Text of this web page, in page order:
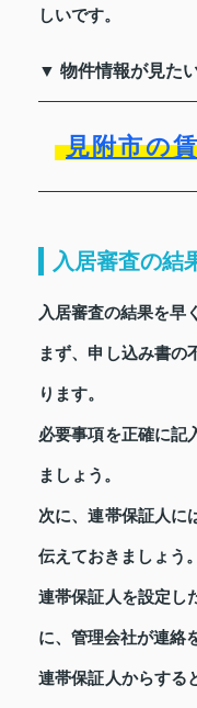
しいです。
▼ 物件情報が見た
見附市の
入居審査の結
入居審査の結果を早
まず、申し込み書の
ります。
必要事項を正確に記
ましょう。
次に、連帯保証人に
伝えておきましょう。
連帯保証人を設定し
に、管理会社が連絡
連帯保証人からする